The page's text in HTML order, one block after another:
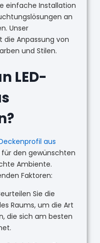
einfache Installation
an
Unser
Anpassung von
und Stilen.
LED-
aus
den gewünschten
Ambiente.
Faktoren:
Sie die
Raums, um die Art
die sich am besten